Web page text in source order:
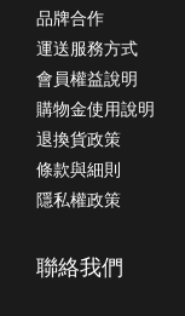
品牌合作
運送服務方式
會員權益說明
購物金使用說明
退換貨政策
條款與細則
隱私權政策
聯絡我們